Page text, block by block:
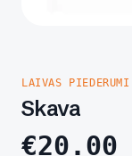
LAIVAS PIEDERUMI
Skava
€20.00